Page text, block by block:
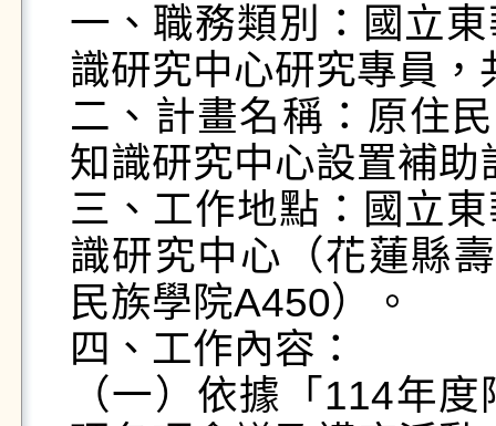
一、職務類別：國立
識研究中心研究專員，
二、計畫名稱：原住
知識研究中心設置補助
三、工作地點：國立
識研究中心（花蓮縣
民族學院A450）。
四、工作內容：
（一）依據「114年